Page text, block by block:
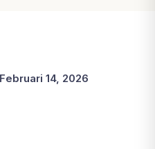
Februari 14, 2026